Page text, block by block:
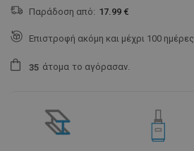
Παράδοση από: 17.99 €
Επιστροφή ακόμη και μέχρι 100 ημέρες
35 άτομα το αγόρασαν.